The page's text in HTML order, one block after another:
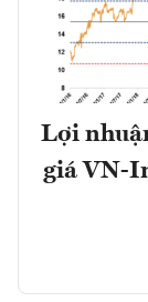
Lợi
giá VN-